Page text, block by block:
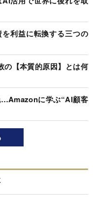
利益に転換する三つの
の【本質的原因】とは何
…Amazonに学ぶ“AI顧客